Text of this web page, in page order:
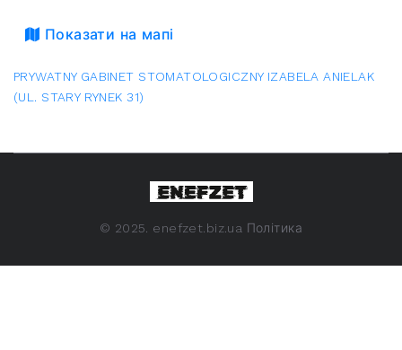
Показати на мапі
PRYWATNY GABINET STOMATOLOGICZNY IZABELA ANIELAK
(UL. STARY RYNEK 31)
© 2025. enefzet.biz.ua Політика